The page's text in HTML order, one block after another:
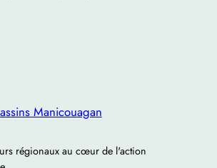
Manicouagan
régionaux au cœur de l'action